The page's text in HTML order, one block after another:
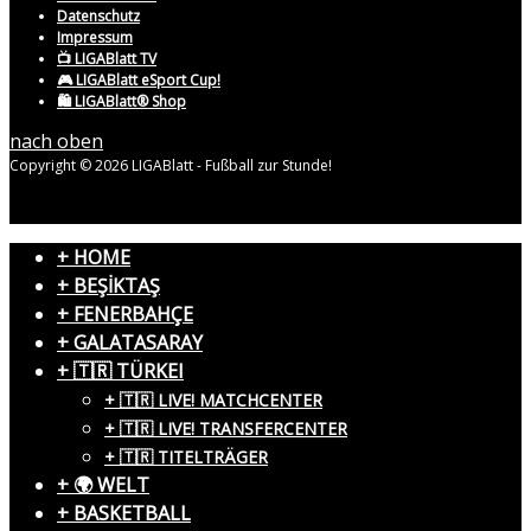
Datenschutz
Impressum
📺 LIGABlatt TV
🎮 LIGABlatt eSport Cup!
🛍️ LIGABlatt® Shop
nach oben
Copyright © 2026 LIGABlatt - Fußball zur Stunde!
+ HOME
+ BEŞİKTAŞ
+ FENERBAHÇE
+ GALATASARAY
+ 🇹🇷 TÜRKEI
+ 🇹🇷 LIVE! MATCHCENTER
+ 🇹🇷 LIVE! TRANSFERCENTER
+ 🇹🇷 TITELTRÄGER
+ 🌍 WELT
+ BASKETBALL